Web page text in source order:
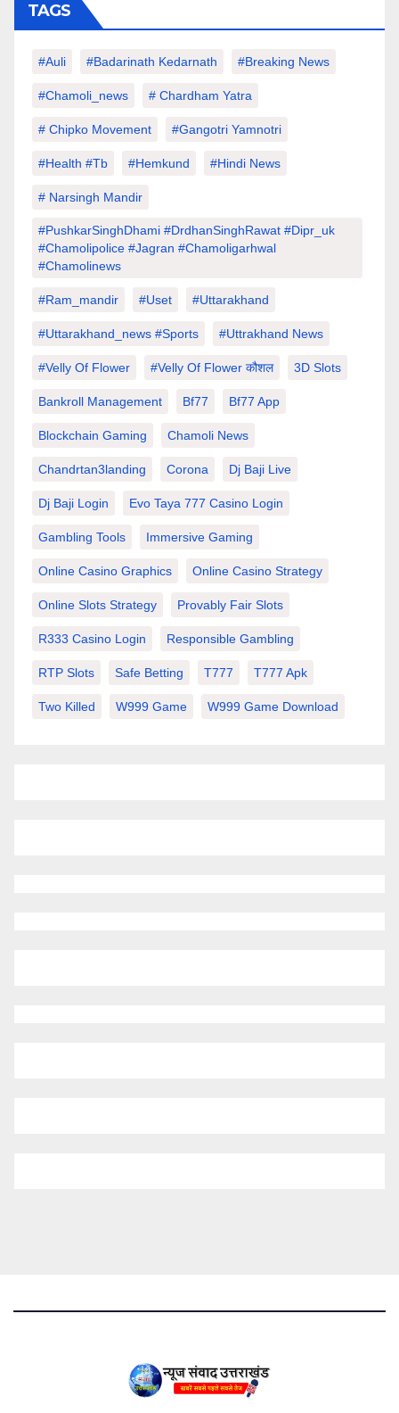
TAGS
#auli #Badarinath Kedarnath #Breaking News
#chamoli_news # Chardham Yatra
# Chipko Movement #Gangotri Yamnotri
#Health #tb #hemkund #hindi News
# Narsingh Mandir
#PushkarSinghDhami #drdhanSinghRawat #dipr_uk
#chamolipolice #Jagran #chamoligarhwal
#chamolinews
#Ram_mandir #uset #uttarakhand
#Uttarakhand_news #sports #Uttrakhand News
#velly Of Flower #velly Of Flower कौशल 3D Slots
Bankroll Management Bf77 Bf77 App
Blockchain Gaming Chamoli News
Chandrtan3landing Corona Dj Baji Live
Dj Baji Login Evo Taya 777 Casino Login
Gambling Tools Immersive Gaming
Online Casino Graphics Online Casino Strategy
Online Slots Strategy Provably Fair Slots
R333 Casino Login Responsible Gambling
RTP Slots Safe Betting T777 T777 Apk
Two Killed W999 Game W999 Game Download